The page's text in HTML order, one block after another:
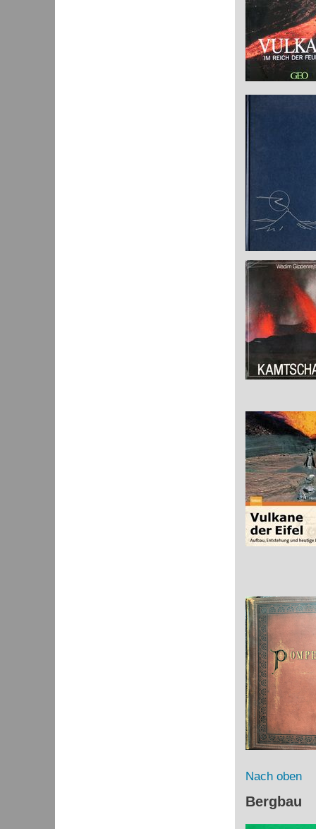
Nach oben
Bergbau